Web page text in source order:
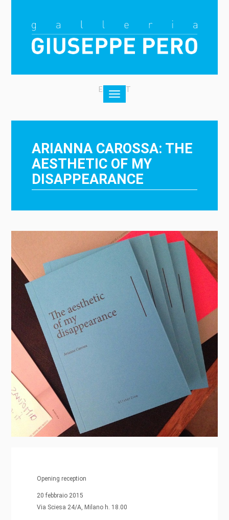
EN | IT
Toggle
navigation
ARIANNA CAROSSA: THE
AESTHETIC OF MY
DISAPPEARANCE
Opening reception
20 febbraio 2015
Via Sciesa 24/A, Milano h. 18.00